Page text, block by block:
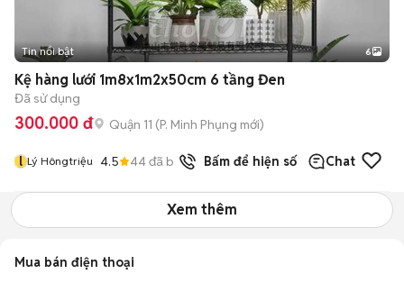
+2
Tin nổi bật 6
Kệ hàng lưới 1m8x1m2x50cm 6 tầng Đen
Đã sử dụng
300.000 đ Quận 11 (P. Minh Phụng mới)
l Lý Hôngtriệu 4.5 44đã bán Bấm để hiện số Chat
Xem thêm
Mua bán điện thoại